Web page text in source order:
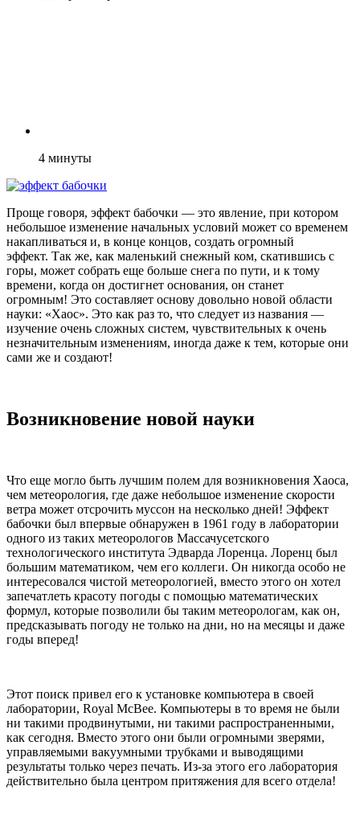
4 минуты
Проще говоря, эффект бабочки — это явление, при котором
небольшое изменение начальных условий может со временем
накапливаться и, в конце концов, создать огромный
эффект. Так же, как маленький снежный ком, скатившись с
горы, может собрать еще больше снега по пути, и к тому
времени, когда он достигнет основания, он станет
огромным! Это составляет основу довольно новой области
науки: «Хаос». Это как раз то, что следует из названия —
изучение очень сложных систем, чувствительных к очень
незначительным изменениям, иногда даже к тем, которые они
сами же и создают!
Возникновение новой науки
Что еще могло быть лучшим полем для возникновения Хаоса,
чем метеорология, где даже небольшое изменение скорости
ветра может отсрочить муссон на несколько дней! Эффект
бабочки был впервые обнаружен в 1961 году в лаборатории
одного из таких метеорологов Массачусетского
технологического института Эдварда Лоренца. Лоренц был
большим математиком, чем его коллеги. Он никогда особо не
интересовался чистой метеорологией, вместо этого он хотел
запечатлеть красоту погоды с помощью математических
формул, которые позволили бы таким метеорологам, как он,
предсказывать погоду не только на дни, но на месяцы и даже
годы вперед!
Этот поиск привел его к установке компьютера в своей
лаборатории, Royal McBee. Компьютеры в то время не были
ни такими продвинутыми, ни такими распространенными,
как сегодня. Вместо этого они были огромными зверями,
управляемыми вакуумными трубками и выводящими
результаты только через печать. Из-за этого его лаборатория
действительно была центром притяжения для всего отдела!